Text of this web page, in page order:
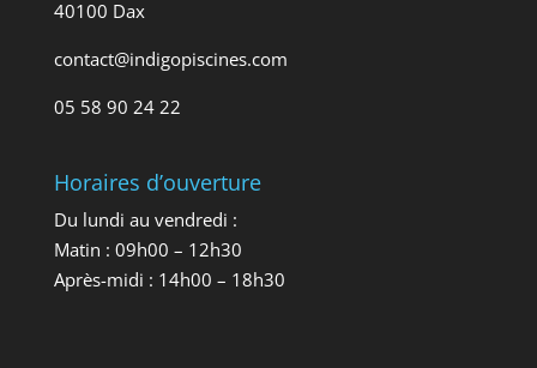
40100 Dax
contact@indigopiscines.com
05 58 90 24 22
Horaires d’ouverture
Du lundi au vendredi :
Matin : 09h00 – 12h30
Après-midi : 14h00 – 18h30